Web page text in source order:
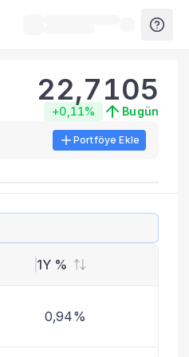
22,7105
+0,11% Bugün
Portföye Ekle
1Y %
0,94%